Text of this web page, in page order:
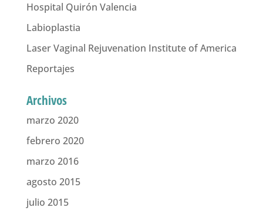
Hospital Quirón Valencia
Labioplastia
Laser Vaginal Rejuvenation Institute of America
Reportajes
Archivos
marzo 2020
febrero 2020
marzo 2016
agosto 2015
julio 2015